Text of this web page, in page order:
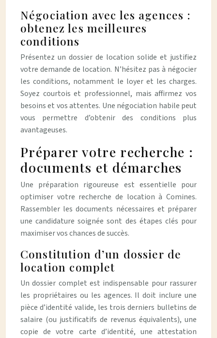
Négociation avec les agences :
obtenez les meilleures
conditions
Présentez un dossier de location solide et justifiez
votre demande de location. N’hésitez pas à négocier
les conditions, notamment le loyer et les charges.
Soyez courtois et professionnel, mais affirmez vos
besoins et vos attentes. Une négociation habile peut
vous permettre d’obtenir des conditions plus
avantageuses.
Préparer votre recherche :
documents et démarches
Une préparation rigoureuse est essentielle pour
optimiser votre recherche de location à Comines.
Rassembler les documents nécessaires et préparer
une candidature soignée sont des étapes clés pour
maximiser vos chances de succès.
Constitution d’un dossier de
location complet
Un dossier complet est indispensable pour rassurer
les propriétaires ou les agences. Il doit inclure une
pièce d’identité valide, les trois derniers bulletins de
salaire (ou justificatifs de revenus équivalents), une
copie de votre carte d’identité, une attestation